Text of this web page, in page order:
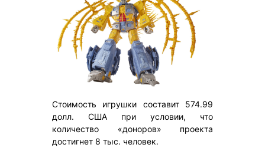
Стоимость игрушки составит 574.99
долл. США при условии, что
количество «доноров» проекта
достигнет 8 тыс. человек.